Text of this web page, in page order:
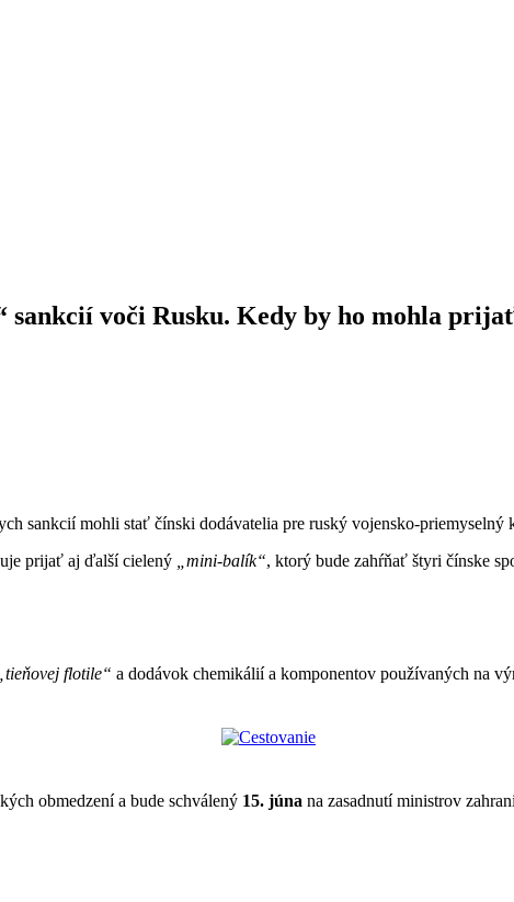
voči Rusku. Kedy by ho mohla
sankcií mohli stať čínski dodávatelia pre ruský vojensko-priemyselný
prijať aj ďalší cielený „mini-balík“, ktorý bude zahŕňať štyri čínske
„tieňovej flotile“ a dodávok chemikálií a komponentov používaných na
obmedzení a bude schválený 15. júna na zasadnutí ministrov